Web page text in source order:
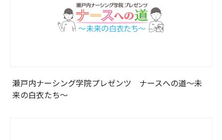
瀬戸内ナーシング学院プレゼンツ ナースへの道～未
来の白衣たち～